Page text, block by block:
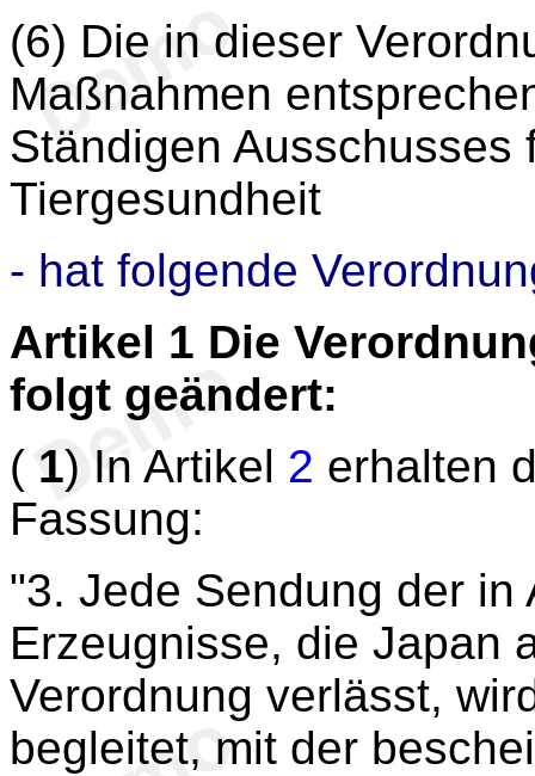
(6) Die in dieser
Maßnahmen
Ständigen
Tiergesundheit
- hat folgende
Artikel 1 Die
folgt geändert:
( 1) In Artikel 2 erhalten
Fassung:
"3. Jede Sendung der in
Erzeugnisse, die Japan
Verordnung verlässt,
begleitet, mit der